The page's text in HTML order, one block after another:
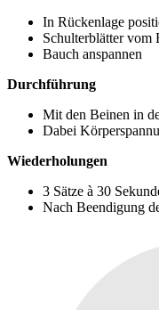
In Rückenlage
Schulterblätter vom
Bauch anspannen
Durchführung
Mit den Beinen in
Dabei
Wiederholungen
3 Sätze à 30
Nach Beendigung